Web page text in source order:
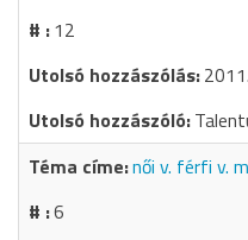
12
női v. férfi v.
6